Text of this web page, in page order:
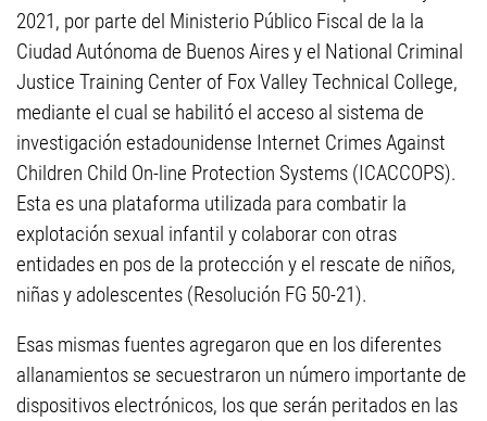
2021, por parte del Ministerio Público Fiscal de la la
Ciudad Autónoma de Buenos Aires y el National Criminal
Justice Training Center of Fox Valley Technical College,
mediante el cual se habilitó el acceso al sistema de
investigación estadounidense Internet Crimes Against
Children Child On-line Protection Systems (ICACCOPS).
Esta es una plataforma utilizada para combatir la
explotación sexual infantil y colaborar con otras
entidades en pos de la protección y el rescate de niños,
niñas y adolescentes (Resolución FG 50-21).
Esas mismas fuentes agregaron que en los diferentes
allanamientos se secuestraron un número importante de
dispositivos electrónicos, los que serán peritados en las